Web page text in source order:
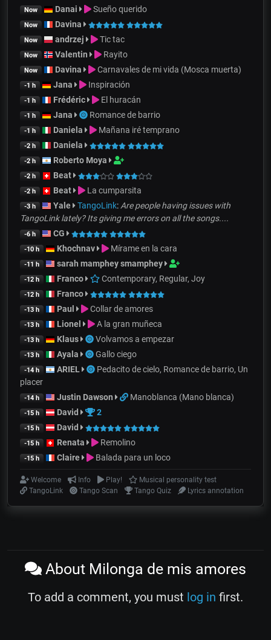
Now Danai Sueño querido
Now Davina
Now andrzej Tic tac
Now Valentin Rayito
Now Davina Carnavales de mi vida (Mosca muerta)
-1 h Jana Inspiración
-1 h Frédéric El huracán
-1 h Jana Romance de barrio
-1 h Daniela Mañana iré temprano
-2 h Daniela
-2 h Roberto Moya
-2 h Beat
-2 h Beat La cumparsita
-3 h Yale TangoLink: Are people having issues with
TangoLink lately? Its giving me errors on all the songs....
-6 h CG
-10 h Khochnav Mírame en la cara
-11 h sarah mamphey smamphey
-12 h Franco Contemporary, Regular, Joy
-12 h Franco
-13 h Paul Collar de amores
-13 h Lionel A la gran muñeca
-13 h Klaus Volvamos a empezar
-13 h Ayala Gallo ciego
-14 h ARIEL
Pedacito de cielo, Romance de barrio, Un
placer
-14 h Justin Dawson Manoblanca (Mano blanca)
-15 h David 2
-15 h David
-15 h Renata Remolino
-15 h Claire Balada para un loco
Welcome Info Play!
Musical personality test
TangoLink
Tango Scan Tango Quiz Lyrics annotation
About Milonga de mis amores
To add a comment, you must log in first.